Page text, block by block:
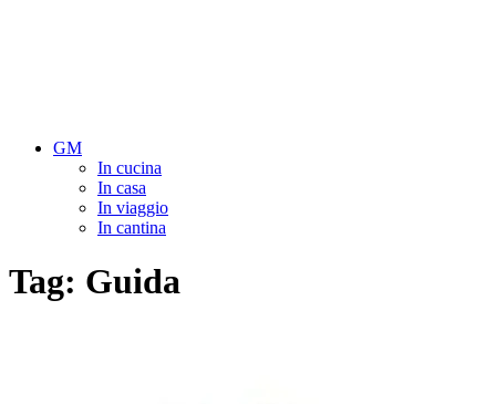
GM
In cucina
In casa
In viaggio
In cantina
Tag: Guida